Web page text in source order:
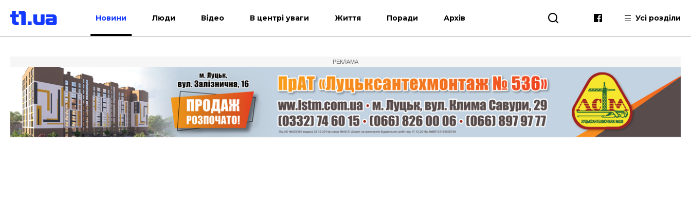
Новини Люди Відео В центрі уваги Життя Поради Архів Усі розділи
РЕКЛАМА